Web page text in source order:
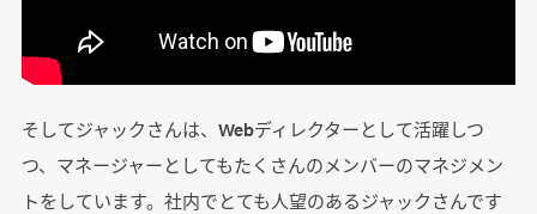
そしてジャックさんは、Webディレクターとして活躍しつ
つ、マネージャーとしてもたくさんのメンバーのマネジメン
トをしています。社内でとても人望のあるジャックさんです